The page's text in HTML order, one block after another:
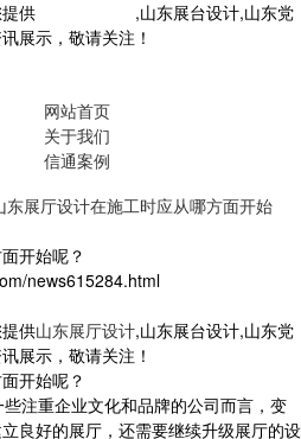
供
,山东展台设计,山东党
展示，敬请关注！
网站首页
关于我们
信通案例
东展厅设计在施工时应从哪方面开始
开始呢？
news615284.html
供山东展厅设计,山东展台设计,山东党
展示，敬请关注！
开始呢？
注重企业文化和品牌的公司而言，变
良好的展厅，还需要继续升级展厅的设